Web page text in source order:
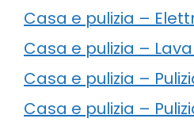
Casa e pulizia –
Casa e pulizia –
Casa e pulizia –
Casa e pulizia –